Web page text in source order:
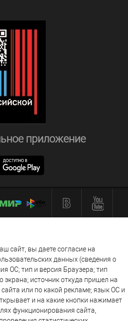
приложение
сайт, вы даете согласие на
данных (сведения о
ОС; тип и версия Браузера; тип
экрана; источник откуда пришел на
сайта или по какой рекламе; язык ОС и
и на какие кнопки нажимает
функционирования сайта,